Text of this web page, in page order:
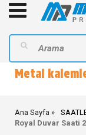
Metal
Ana Sayfa
Royal Duvar Saati